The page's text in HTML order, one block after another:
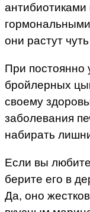
они растут
При постоянно
бройлерных
своему
заболевания
набирать
Если вы
берите его в
Да, оно